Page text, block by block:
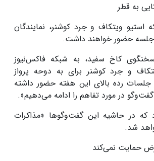
به قطر
ویتکاف و جرد کوشنر، نمایندگان
حضور خواهند داشت.
سخنگوی کاخ سفید، به شبکه فاکس‌نیوز
و جرد کوشنر برای به دوحه پرواز
جلسات رده بالای این هفته حضور داشته
در مورد تفاهم را ادامه می‌دهیم.»
که در حاشیه این گفت‌و‌گوها «مذاکرات
شد.
حمایت نمی‌کند